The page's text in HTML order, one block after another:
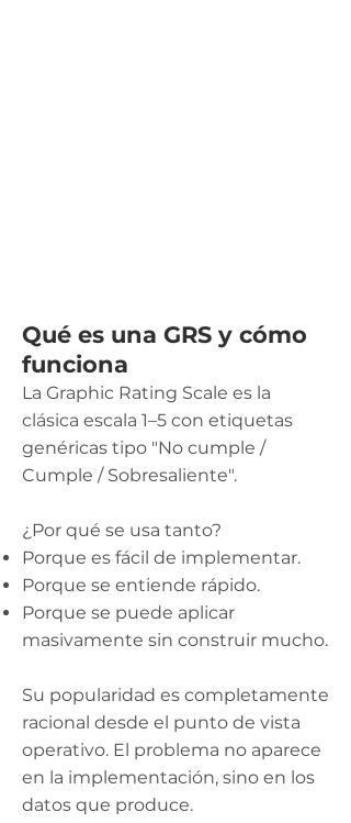
Qué es una GRS y cómo
funciona
La Graphic Rating Scale es la
clásica escala 1–5 con etiquetas
genéricas tipo "No cumple /
Cumple / Sobresaliente".
¿Por qué se usa tanto?
Porque es fácil de implementar.
Porque se entiende rápido.
Porque se puede aplicar
masivamente sin construir mucho.
Su popularidad es completamente
racional desde el punto de vista
operativo. El problema no aparece
en la implementación, sino en los
datos que produce.